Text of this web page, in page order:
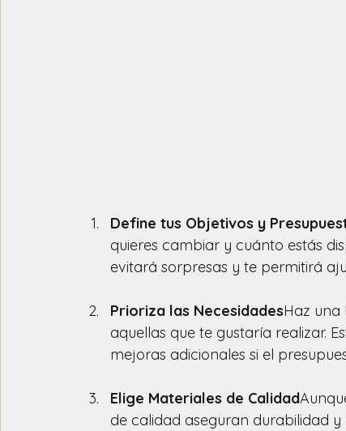
Define tus Objetivos y
quieres cambiar y cuánto estás
evitará sorpresas y te permitirá
Prioriza las NecesidadesHaz una
aquellas que te gustaría realizar.
mejoras adicionales si el
Elige Materiales de Calidad
de calidad aseguran durabilidad